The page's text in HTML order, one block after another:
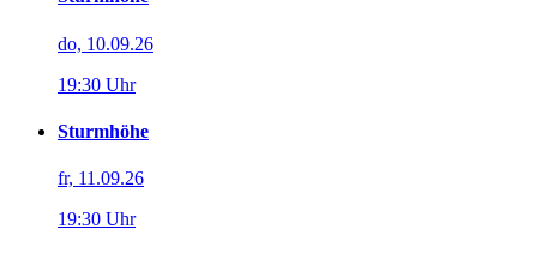
do, 10.09.26
19:30 Uhr
Sturmhöhe
fr, 11.09.26
19:30 Uhr